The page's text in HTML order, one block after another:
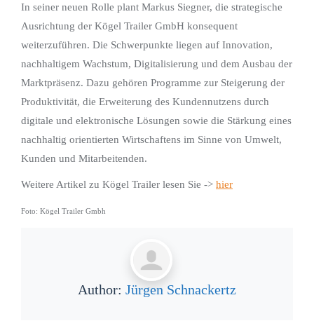
In seiner neuen Rolle plant Markus Siegner, die strategische
Ausrichtung der Kögel Trailer GmbH konsequent
weiterzuführen. Die Schwerpunkte liegen auf Innovation,
nachhaltigem Wachstum, Digitalisierung und dem Ausbau der
Marktpräsenz. Dazu gehören Programme zur Steigerung der
Produktivität, die Erweiterung des Kundennutzens durch
digitale und elektronische Lösungen sowie die Stärkung eines
nachhaltig orientierten Wirtschaftens im Sinne von Umwelt,
Kunden und Mitarbeitenden.
Weitere Artikel zu Kögel Trailer lesen Sie -> hier
Foto: Kögel Trailer Gmbh
Author: Jürgen Schnackertz